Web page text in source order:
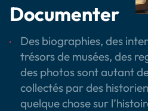
Documenter
Des biographies, des
trésors de musées, des
des photos sont autant
collectés par des
quelque chose sur